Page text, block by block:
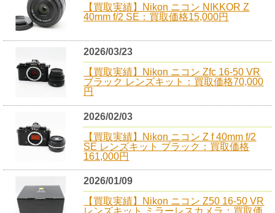
【買取実績】Nikon ニコン NIKKOR Z
40mm f/2 SE：買取価格15,000円
2026/03/23
【買取実績】Nikon ニコン Zfc 16-50 VR
ブラック レンズキット：買取価格70,000
円
2026/02/03
【買取実績】Nikon ニコン Z f 40mm f/2
SE レンズキット ブラック：買取価格
161,000円
2026/01/09
【買取実績】Nikon ニコン Z50 16-50 VR